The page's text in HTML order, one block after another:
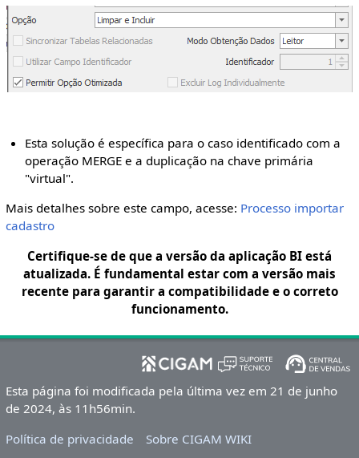
Esta solução é específica para o caso identificado com a
operação MERGE e a duplicação na chave primária
"virtual".
Mais detalhes sobre este campo, acesse: Processo importar
cadastro
Certifique-se de que a versão da aplicação BI está
atualizada. É fundamental estar com a versão mais
recente para garantir a compatibilidade e o correto
funcionamento.
Esta página foi modificada pela última vez em 21 de junho
de 2024, às 11h56min.
Política de privacidade
Sobre CIGAM WIKI